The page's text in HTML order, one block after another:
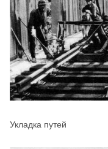
Укладка путей